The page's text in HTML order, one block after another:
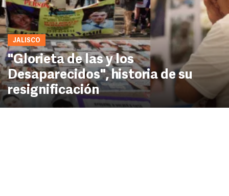
JALISCO
"Glorieta de las y los
Desaparecidos", historia de su
resignificación